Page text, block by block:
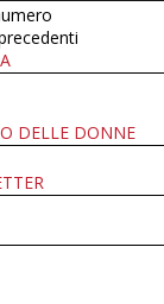
DELLE DONNE